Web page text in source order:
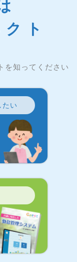
ト
を知ってください
たい